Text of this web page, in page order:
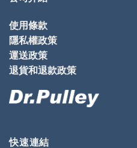
使用條款
隱私權政策
運送政策
退貨和退款政策
快速連結